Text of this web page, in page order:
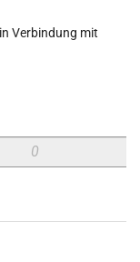
Verbindung mit